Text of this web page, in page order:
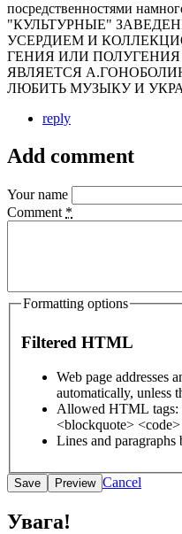
посредственностями
"КУЛЬТУРНЫЕ"
УСЕРДИЕМ И
ГЕНИЯ ИЛИ
ЯВЛЯЕТСЯ
ЛЮБИТЬ МУЗЫКУ И
reply
Add comment
Your name
Comment *
Formatting options
Filtered HTML
Web page addresses
automatically, unless
Allowed HTML tags:
<blockquote>
Lines and paragraphs
Cancel
Увага!